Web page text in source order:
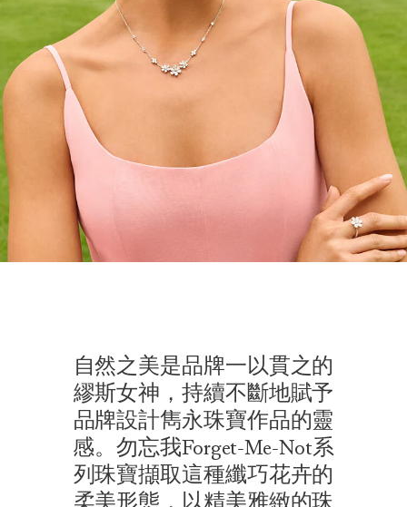
自然之美是品牌一以貫之的
繆斯女神，持續不斷地賦予
品牌設計雋永珠寶作品的靈
感。勿忘我Forget-Me-Not系
列珠寶擷取這種纖巧花卉的
柔美形態，以精美雅緻的珠